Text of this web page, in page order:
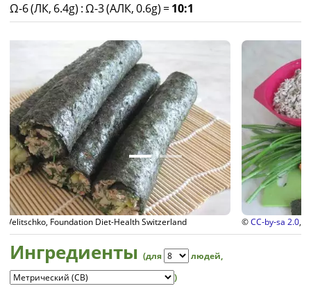
Ω-6 (ЛК, 6.4g) :Ω-3 (АЛК, 0.6g) =10:1
©CC-by-sa 2.0, Julia Velitschko, Foundation Diet-Health Switzerland
Ингредиенты (для людей,
)